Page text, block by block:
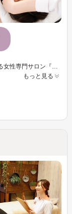
【梅田駅から徒歩3分】 アクセス良好の好立地にある女性専門サロン『小顔・骨盤矯正 ビュースタイル梅田店』 ◆オススメの小顔矯正◆ 誰もが憧れる小顔・・・。お顔の筋肉だけでなく、頚椎・頭蓋骨なとの骨格からも矯正！全体のバランスを整えることで小顔へと導きます♪持続性もあり、施術を重ねる度にリフトアップ！年齢を感じさせるほうれい線が気にならなくなり、むくみ改善にもつながります☆ 【骨盤・骨格矯正】 肩こり・腰痛・頭痛などにお困りではありませんか？体を支える骨盤や骨格が歪むと、様々な不調を引き起こす原因にもなります。当サロンでは、じっくりとカウンセリングし、緊張した筋肉や関節をほぐすことで不調を和らげていきます。 どこに行っても良くならなかった・・という方も諦める前に是非当店へお越しください☆
もっと見る